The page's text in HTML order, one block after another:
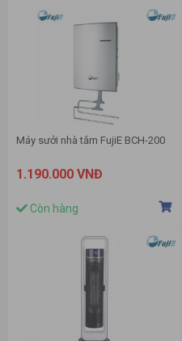
Máy sưởi nhà tắm FujiE BCH-200
1.190.000 VNĐ
Còn hàng